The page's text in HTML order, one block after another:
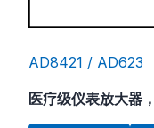
AD8421 / AD623
医疗级仪表放大器